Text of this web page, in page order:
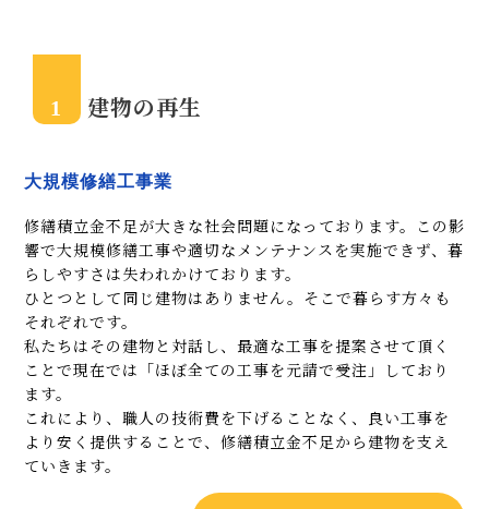
1 建物の再生
大規模修繕工事業
修繕積立金不足が大きな社会問題になっております。この影
響で大規模修繕工事や適切なメンテナンスを実施できず、暮
らしやすさは失われかけております。
ひとつとして同じ建物はありません。そこで暮らす方々も
それぞれです。
私たちはその建物と対話し、最適な工事を提案させて頂く
ことで現在では「ほぼ全ての工事を元請で受注」しており
ます。
これにより、職人の技術費を下げることなく、良い工事を
より安く提供することで、修繕積立金不足から建物を支え
ていきます。